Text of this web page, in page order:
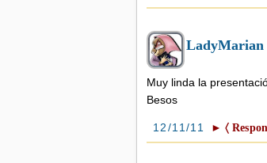
LadyMarian
Muy linda la
Besos
12/11/11 ► 〈